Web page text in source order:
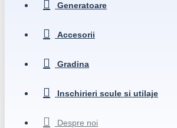
Generatoare
Accesorii
Gradina
Inschirieri scule si utilaje
Despre noi